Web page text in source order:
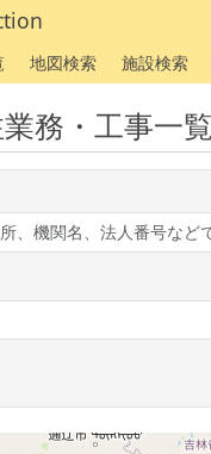
地図検索 施設検索
務・工事一覧